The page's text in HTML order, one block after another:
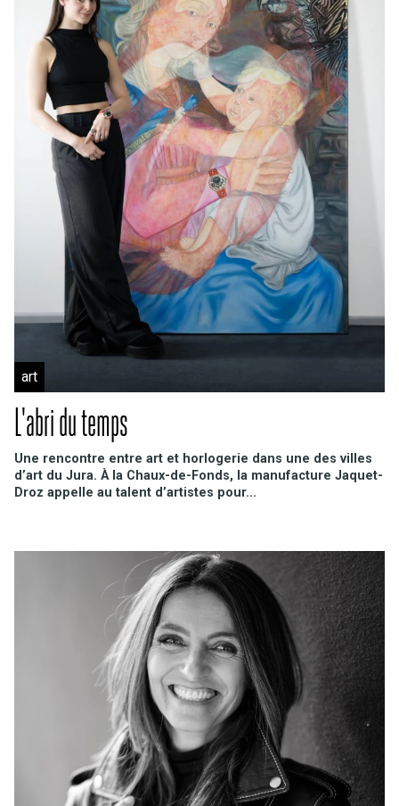
art
L'abri du temps
Une rencontre entre art et horlogerie dans une des villes
d’art du Jura. À la Chaux-de-Fonds, la manufacture Jaquet-
Droz appelle au talent d’artistes pour...